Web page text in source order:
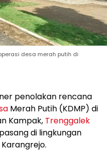
desa merah putih di
penolakan rencana
Merah Putih (KDMP) di
Kampak, Trenggalek
di lingkungan